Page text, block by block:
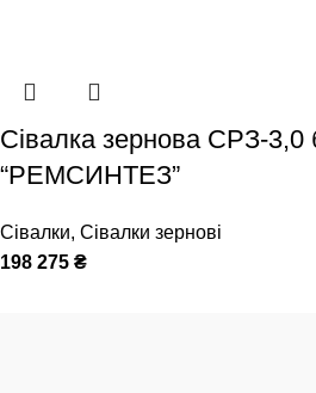
Сівалка зернова СРЗ-3,0
“РЕМСИНТЕЗ”
Сівалки, Сівалки зернові
198 275 ₴